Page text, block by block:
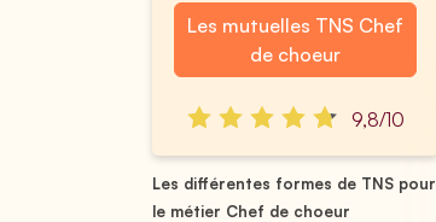
Les mutuelles TNS Chef
de choeur
9,8/10
Les différentes formes de TNS pour
le métier Chef de choeur